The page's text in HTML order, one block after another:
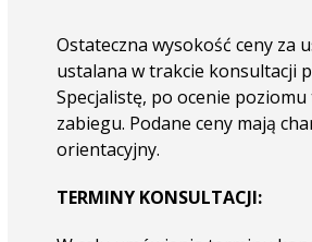
Ostateczna wysokość ceny za
ustalana w trakcie konsultacji
Specjalistę, po ocenie
zabiegu. Podane ceny mają
orientacyjny.
TERMINY KONSULTACJI: